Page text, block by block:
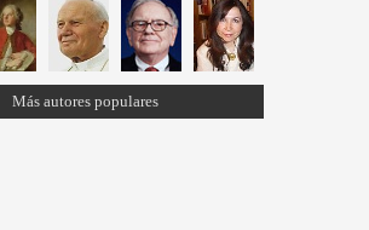
Más autores populares